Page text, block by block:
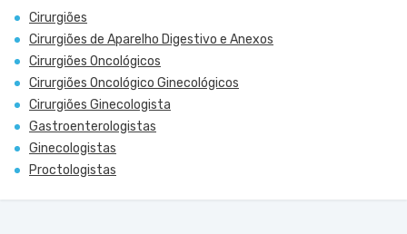
Cirurgiões
Cirurgiões de Aparelho Digestivo e Anexos
Cirurgiões Oncológicos
Cirurgiões Oncológico Ginecológicos
Cirurgiões Ginecologista
Gastroenterologistas
Ginecologistas
Proctologistas